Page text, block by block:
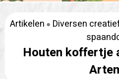
Artikelen Diversen
Houten koffertje